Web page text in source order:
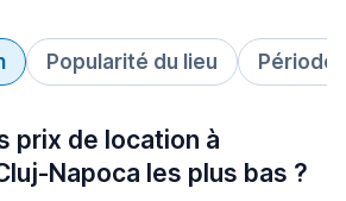
Popularité du lieu Période
prix de location à
Napoca les plus bas ?